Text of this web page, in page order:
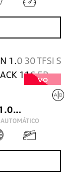
VO
BERLINA CON PORTON 1.0 30 TFSI S TRONIC ADRENALIN SPORTBACK 116 5P
AUTOMÁTICO